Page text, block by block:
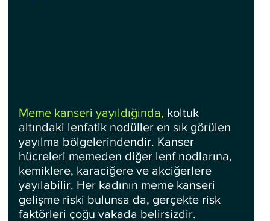
Meme kanseri yayıldığında, koltuk
altındaki lenfatik nodüller en sık görülen
yayılma bölgelerindendir. Kanser
hücreleri memeden diğer lenf nodlarına,
kemiklere, karaciğere ve akciğerlere
yayılabilir. Her kadının meme kanseri
gelişme riski bulunsa da, gerçekte risk
faktörleri çoğu vakada belirsizdir.